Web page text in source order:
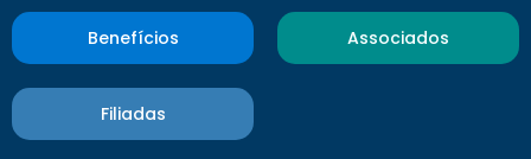
Benefícios Associados
Filiadas